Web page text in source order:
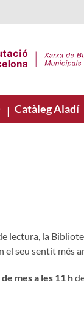
| Catàleg Aladí
lectura, la
el seu sentit més
mes a les 11 h